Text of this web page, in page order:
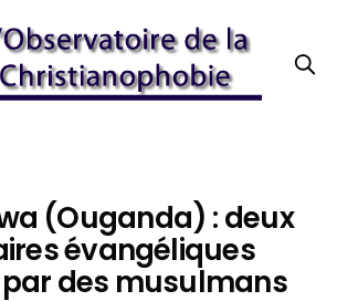
(Ouganda) : deux
évangéliques
des musulmans